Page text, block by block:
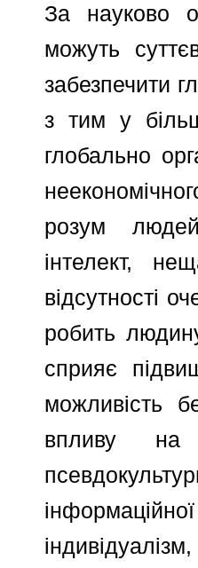
За науково
можуть
забезпечити
з тим у
глобально
розум людей
інтелект,
відсутності
робить
сприяє
можливість
впливу на